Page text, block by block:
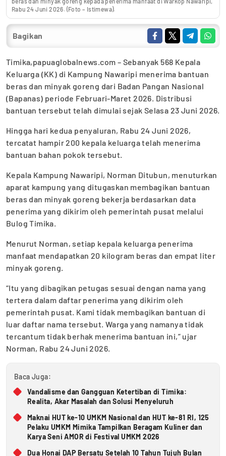
Rabu 24 Juni 2026. (Foto – Istimewa).
Bagikan
Timika,papuaglobalnews.com – Sebanyak 568 Kepala
Keluarga (KK) di Kampung Nawaripi menerima bantuan
beras dan minyak goreng dari Badan Pangan Nasional
(Bapanas) periode Februari-Maret 2026. Distribusi
bantuan tersebut telah dimulai sejak Selasa 23 Juni 2026.
Hingga hari kedua penyaluran, Rabu 24 Juni 2026,
tercatat hampir 200 kepala keluarga telah menerima
bantuan bahan pokok tersebut.
Kepala Kampung Nawaripi, Norman Ditubun, menuturkan
aparat kampung yang ditugaskan membagikan bantuan
beras dan minyak goreng bekerja berdasarkan data
penerima yang dikirim oleh pemerintah pusat melalui
Bulog Timika.
Menurut Norman, setiap kepala keluarga penerima
manfaat mendapatkan 20 kilogram beras dan empat liter
minyak goreng.
“Itu yang dibagikan petugas sesuai dengan nama yang
tertera dalam daftar penerima yang dikirim oleh
pemerintah pusat. Kami tidak membagikan bantuan di
luar daftar nama tersebut. Warga yang namanya tidak
tercantum tidak berhak menerima bantuan ini,” ujar
Norman, Rabu 24 Juni 2026.
Baca Juga:
Vandalisme dan Gangguan Ketertiban di Timika:
Realita, Akar Masalah dan Solusi Menyeluruh
Maknai HUT ke-10 UMKM Nasional dan HUT ke-81 RI, 125
Pelaku UMKM Mimika Tampilkan Beragam Kuliner dan
Karya Seni AMOR di Festival UMKM 2026
Dua Honai DAP Bersatu Setelah 10 Tahun Tujuh Bulan